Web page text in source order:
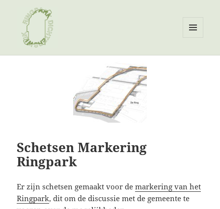
WIDGETS
Schetsen Markering
Ringpark
Er zijn schetsen gemaakt voor demarkering van het
Ringpark, dit om de discussie met de gemeente te